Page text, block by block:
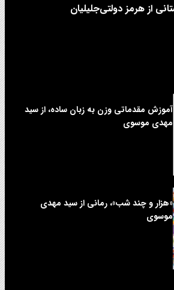
آموزش مقدماتی وزن به زبان ساده، از سید
مهدی موسوی
«هزار و چند شب»، رمانی از سید مهدی
موسوی